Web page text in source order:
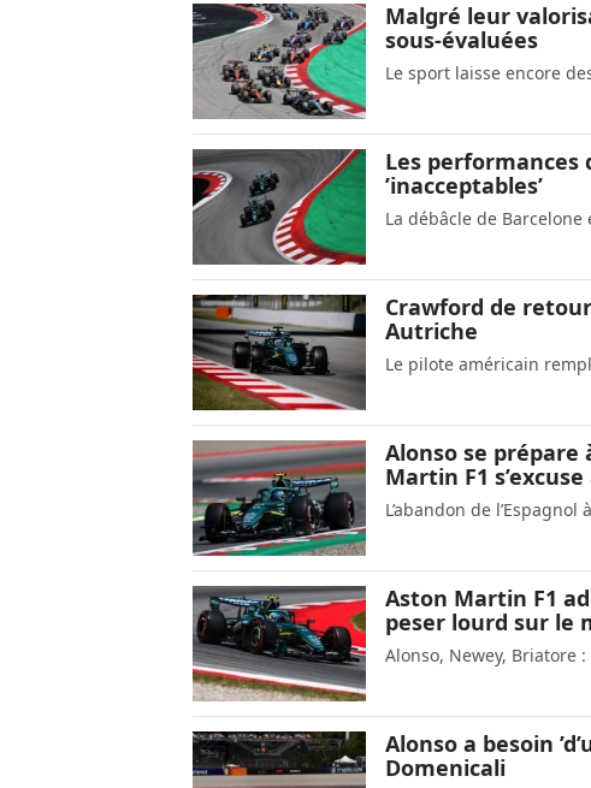
Malgré leur
sous-évaluées
Le sport laisse encore
Les performances
’inacceptables’
La débâcle de
Crawford de
Autriche
Le pilote américain
Alonso se
Martin F1
L’abandon de
Aston Martin F1
peser lourd sur le
Alonso, Newey, Briatore
Alonso a besoin
Domenicali